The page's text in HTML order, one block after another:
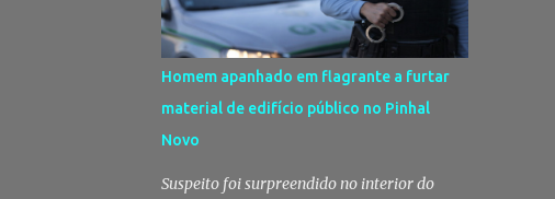
Homem apanhado em flagrante a furtar
material de edifício público no Pinhal
Novo
Suspeito foi surpreendido no interior do